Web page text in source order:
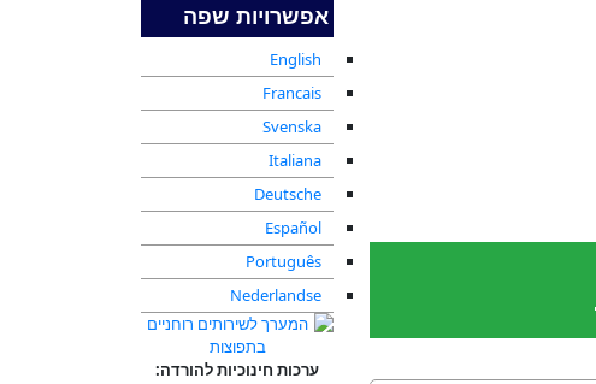
אפשרויות שפה
English
Francais
Svenska
Italiana
Deutsche
Español
Português
Nederlandse
ערכות חינוכיות להורדה: